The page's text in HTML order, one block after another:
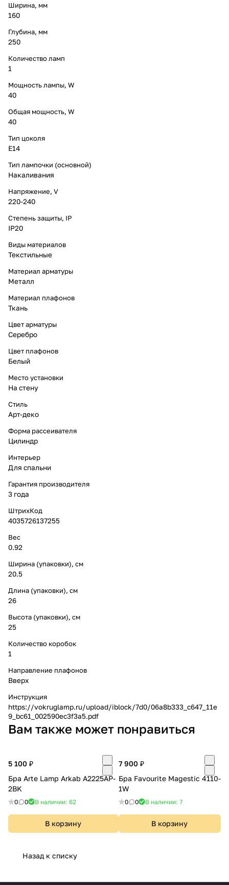
Ширина, мм
160
Глубина, мм
250
Количество ламп
1
Мощность лампы, W
40
Общая мощность, W
40
Тип цоколя
E14
Тип лампочки (основной)
Накаливания
Напряжение, V
220-240
Степень защиты, IP
IP20
Виды материалов
Текстильные
Материал арматуры
Металл
Материал плафонов
Ткань
Цвет арматуры
Серебро
Цвет плафонов
Белый
Место установки
На стену
Стиль
Арт-деко
Форма рассеивателя
Цилиндр
Интерьер
Для спальни
Гарантия производителя
3 года
ШтрихКод
4035726137255
Вес
0.92
Ширина (упаковки), см
20.5
Длина (упаковки), см
26
Высота (упаковки), см
25
Количество коробок
1
Направление плафонов
Вверх
Инструкция
https://vokruglamp.ru/upload/iblock/7d0/06a8b333_c647_11e
9_bc61_002590ec3f3a5.pdf
Вам также может понравиться
5 100 ₽
Бра Arte Lamp Arkab A2225AP-
2BK
0 0 В наличии: 62
В корзину
7 900 ₽
Бра Favourite Magestic 4110-
1W
0 0 В наличии: 7
В корзину
Назад к списку